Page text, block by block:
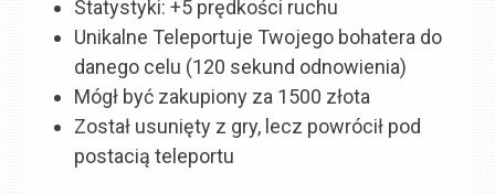
Statystyki: +5 prędkości ruchu
Unikalne Teleportuje Twojego bohatera do
danego celu (120 sekund odnowienia)
Mógł być zakupiony za 1500 złota
Został usunięty z gry, lecz powrócił pod
postacią teleportu